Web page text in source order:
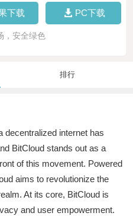
下载 PC下载
，安全绿色
排行
decentralized internet has
BitCloud stands out as a
of this movement. Powered
aims to revolutionize the
At its core, BitCloud is
and user empowerment.